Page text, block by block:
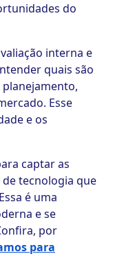
do
interna e
quais são
Esse
e os
captar as
tecnologia que
é uma
e se
por
para